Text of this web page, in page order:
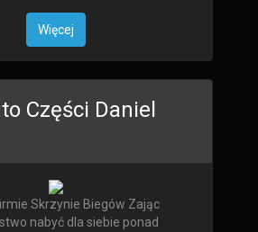
Więcej
Części Daniel
Skrzynie Biegów Zając
nabyć dla siebie ponad